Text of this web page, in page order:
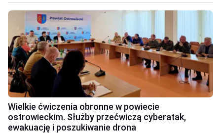
Wielkie ćwiczenia obronne w powiecie
ostrowieckim. Służby przećwiczą cyberatak,
ewakuację i poszukiwanie drona